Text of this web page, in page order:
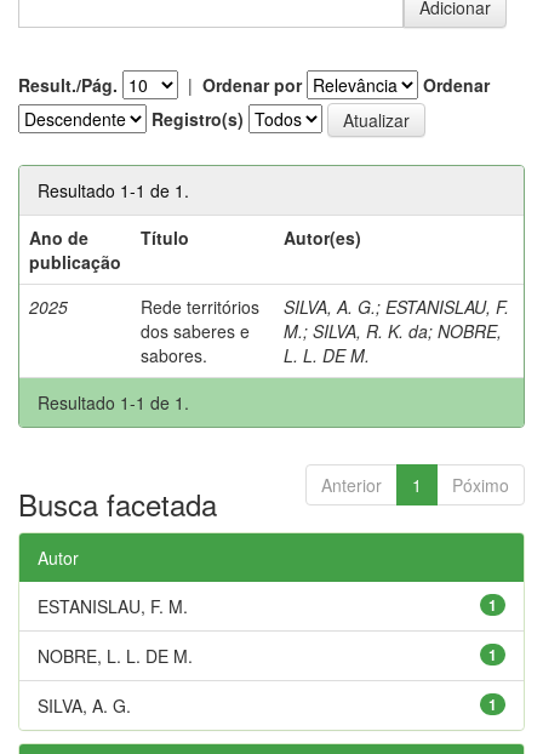
Result./Pág. | Ordenar por
Ordenar
Registro(s)
Resultado 1-1 de 1.
Ano de
publicação
Título Autor(es)
2025
Rede territórios
dos saberes e
sabores.
SILVA, A. G.; ESTANISLAU, F.
M.; SILVA, R. K. da; NOBRE,
L. L. DE M.
Resultado 1-1 de 1.
Anterior 1 Póximo
Busca facetada
Autor
1
ESTANISLAU, F. M.
1
NOBRE, L. L. DE M.
1
SILVA, A. G.